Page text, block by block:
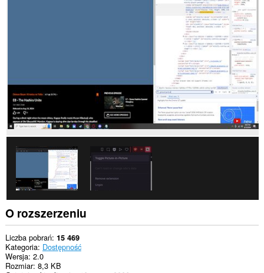
uzyskać
dostęp
do
kart
Twojej
O rozszerzeniu
Liczba pobrań 15 469
Kategoria Dostępność
Wersja 2.0
Rozmiar 8,3 KB